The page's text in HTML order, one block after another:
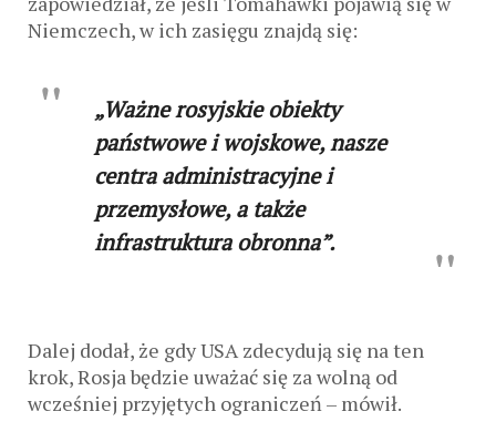
Niemczech, w ich zasięgu znajdą się:
„Ważne rosyjskie obiekty
państwowe i wojskowe, nasze
centra administracyjne i
przemysłowe, a także
infrastruktura obronna”.
Dalej dodał, że gdy USA zdecydują się na ten
krok, Rosja będzie uważać się za wolną od
wcześniej przyjętych ograniczeń – mówił.